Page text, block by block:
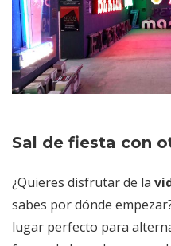
Sal de fiesta con
¿Quieres disfrutar de la
sabes por dónde
lugar perfecto para